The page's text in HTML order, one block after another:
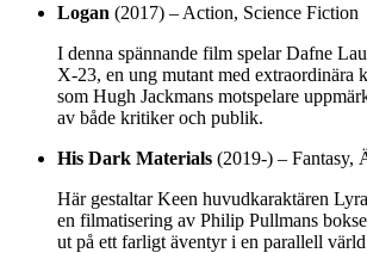
Logan (2017) – Action, Science Fiction
I denna spännande film spelar Dafne
X-23, en ung mutant med extraordinära
som Hugh Jackmans motspelare
av både kritiker och publik.
His Dark Materials (2019-) – Fantasy,
Här gestaltar Keen huvudkaraktären
en filmatisering av Philip Pullmans
ut på ett farligt äventyr i en parallell